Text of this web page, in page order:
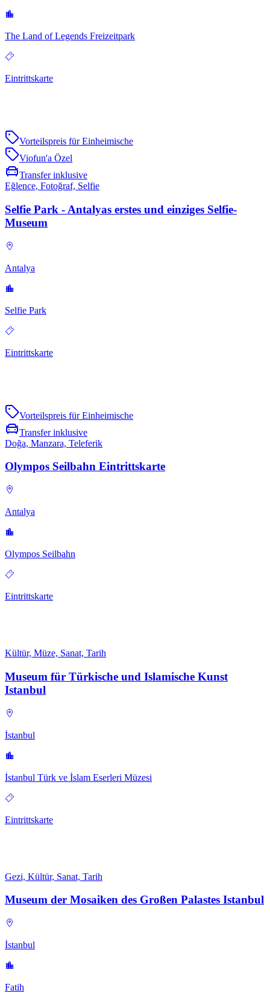
The Land of Legends Freizeitpark
Eintrittskarte
Vorteilspreis für Einheimische
Viofun'a Özel
Transfer inklusive
Eğlence, Fotoğraf, Selfie
Selfie Park - Antalyas erstes und einziges Selfie-
Museum
Antalya
Selfie Park
Eintrittskarte
Vorteilspreis für Einheimische
Transfer inklusive
Doğa, Manzara, Teleferik
Olympos Seilbahn Eintrittskarte
Antalya
Olympos Seilbahn
Eintrittskarte
Kültür, Müze, Sanat, Tarih
Museum für Türkische und Islamische Kunst
Istanbul
İstanbul
İstanbul Türk ve İslam Eserleri Müzesi
Eintrittskarte
Gezi, Kültür, Sanat, Tarih
Museum der Mosaiken des Großen Palastes Istanbul
İstanbul
Fatih